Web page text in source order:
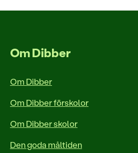
Om Dibber
Om Dibber
Om Dibber förskolor
Om Dibber skolor
Den goda måltiden